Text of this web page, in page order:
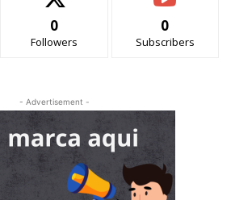
0
Followers
0
Subscribers
- Advertisement -